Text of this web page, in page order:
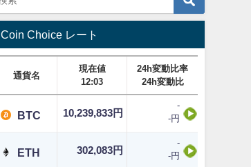
Coin Choice レート
通貨名
現在値
12:03
24h変動比率
24h変動比
BTC 10,239,833円
-
-円
ETH 302,083円
-
-円